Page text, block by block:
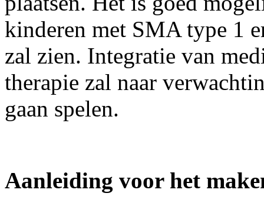
kinderen met SMA type 1
zal zien. Integratie van
therapie zal naar
gaan spelen.
Aanleiding voor het